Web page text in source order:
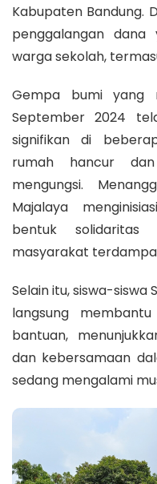
Kabupaten Bandung.
penggalangan dana
warga sekolah,
Gempa bumi yang
September 2024
signifikan di
rumah hancur
mengungsi.
Majalaya
bentuk solidaritas
masyarakat
Selain itu, siswa-siswa
langsung
bantuan,
dan kebersamaan
sedang mengalami